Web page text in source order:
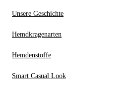
Unsere Geschichte
Hemdkragenarten
Hemdenstoffe
Smart Casual Look